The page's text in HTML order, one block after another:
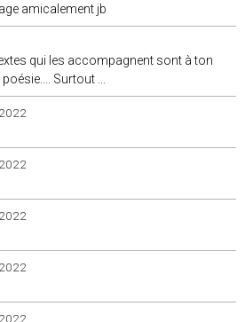
amicalement jb
qui les accompagnent sont à ton
Surtout ...